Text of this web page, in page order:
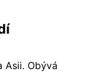
Asii. Obývá